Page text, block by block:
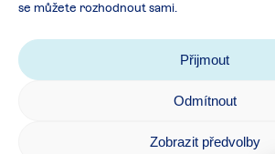
se můžete rozhodnout sami.
Přijmout
Odmítnout
Zobrazit předvolby
Zásady zpracování osobních údajů